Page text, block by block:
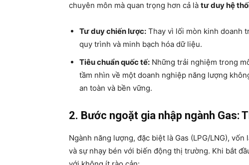
chuyên môn mà quan trọng hơn cả là tư duy hệ
Tư duy chiến lược: Thay vì lối mòn kinh doanh
quy trình và minh bạch hóa dữ liệu.
Tiêu chuẩn quốc tế: Những trải nghiệm trong
tầm nhìn về một doanh nghiệp năng lượng
an toàn và bền vững.
2. Bước ngoặt gia nhập ngành Gas:
Ngành năng lượng, đặc biệt là Gas (LPG/LNG),
và sự nhạy bén với biến động thị trường. Khi bắt